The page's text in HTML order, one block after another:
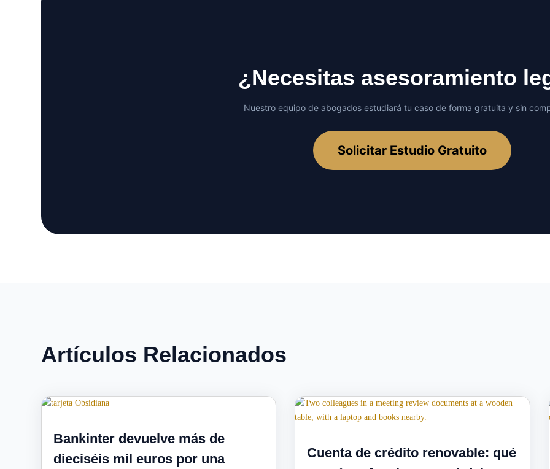
¿Necesitas asesoramiento
Nuestro equipo de abogados estudiará tu caso de forma gratuita y sin
Solicitar Estudio Gratuito
Artículos Relacionados
Bankinter devuelve más de
dieciséis mil euros por una
Cuenta de crédito renovable: qué